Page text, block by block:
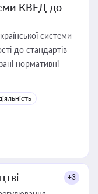
КВЕД до
системи
до стандартів
нормативні
+3